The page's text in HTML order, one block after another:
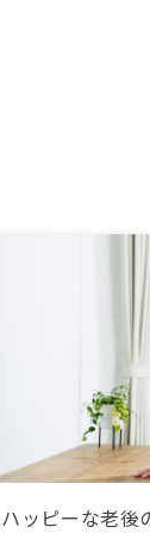
ハッピーな老後